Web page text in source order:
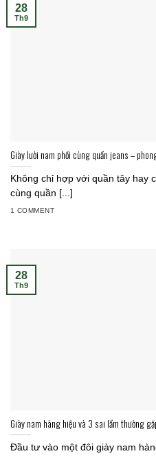
Giày lười nam phối cùng quần jeans –
Không chỉ hợp với quần tây hay
cùng quần [...]
1 COMMENT
28
Th9
Giày nam hàng hiệu và 3 sai lầm thường
Đầu tư vào một đôi giày nam
28
Th9